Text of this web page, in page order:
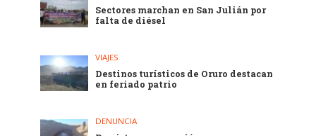
Sectores marchan en San Julián por
falta de diésel
VIAJES
Destinos turísticos de Oruro destacan
en feriado patrio
DENUNCIA